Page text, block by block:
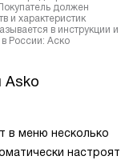
должен
и характеристик
в инструкции и
России: Аско
Asko
в меню несколько
настроят